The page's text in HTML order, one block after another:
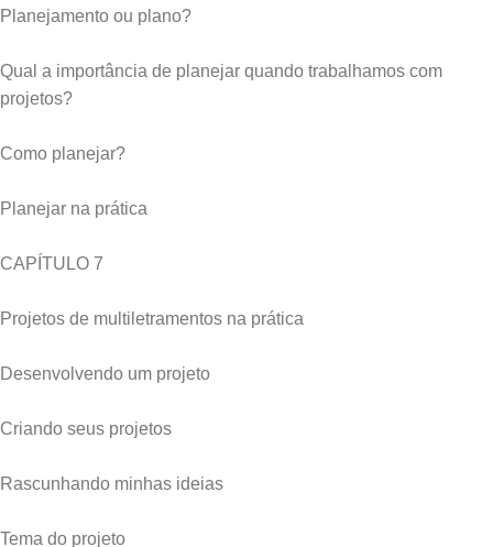
Planejamento ou plano?
Qual a importância de planejar quando trabalhamos com
projetos?
Como planejar?
Planejar na prática
CAPÍTULO 7
Projetos de multiletramentos na prática
Desenvolvendo um projeto
Criando seus projetos
Rascunhando minhas ideias
Tema do projeto